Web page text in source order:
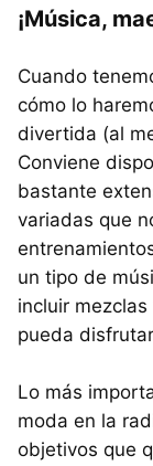
¡Música,
Cuando
cómo lo
divertida (al
Conviene
bastante
variadas que
un tipo de
incluir
pueda
Lo más
moda en la
objetivos que